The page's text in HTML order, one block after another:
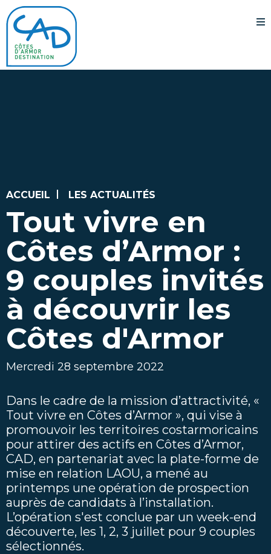
ACCUEIL LES ACTUALITÉS
Tout vivre en
Côtes d’Armor :
9 couples invités
à découvrir les
Côtes d'Armor
Mercredi 28 septembre 2022
Dans le cadre de la mission d’attractivité, «
Tout vivre en Côtes d’Armor », qui vise à
promouvoir les territoires costarmoricains
pour attirer des actifs en Côtes d’Armor,
CAD, en partenariat avec la plate-forme de
mise en relation LAOU, a mené au
printemps une opération de prospection
auprès de candidats à l’installation.
L’opération s'est conclue par un week-end
découverte, les 1, 2, 3 juillet pour 9 couples
sélectionnés.